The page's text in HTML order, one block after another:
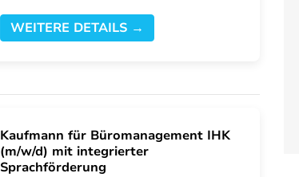
WEITERE DETAILS →
Kaufmann für Büromanagement IHK
(m/w/d) mit integrierter
Sprachförderung